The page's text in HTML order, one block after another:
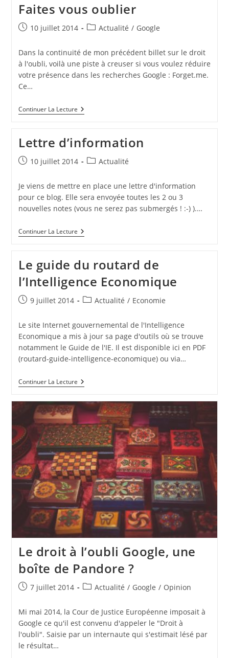
Niveau
2
Faites vous oublier
Publication
10 juillet 2014
PostActualité / Google
Dans la continuité de mon précédent billet sur le droit
à l'oubli, voilà une piste à creuser si vous voulez réduire
votre présence dans les recherches Google : Forget.me.
Ce…
Continuer La LectureFaites
Vous
Lettre d’information
Publication
10 juillet 2014
PostActualité
Je viens de mettre en place une lettre d'information
pour ce blog. Elle sera envoyée toutes les 2 ou 3
nouvelles notes (vous ne serez pas submergés ! :-) ).…
Continuer La LectureLettre
D’information
Le guide du routard de
l’Intelligence Economique
Publication
9 juillet 2014
PostActualité / Economie
Le site Internet gouvernemental de l'Intelligence
Economique a mis à jour sa page d'outils où se trouve
notamment le Guide de l'IE. Il est disponible ici en PDF
(routard-guide-intelligence-economique) ou via…
Continuer La LectureLe
Guide
Routard
De
L’Intelligence
Economique
Le droit à l’oubli Google, une
boîte de Pandore ?
Publication
7 juillet 2014
PostActualité / Google / Opinion
Mi mai 2014, la Cour de Justice Européenne imposait à
Google ce qu'il est convenu d'appeler le "Droit à
l'oubli". Saisie par un internaute qui s'estimait lésé par
le résultat…